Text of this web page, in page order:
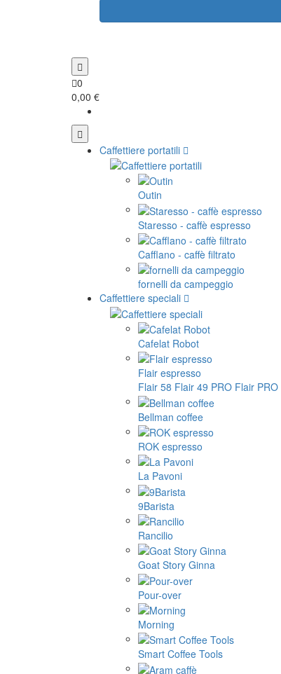
0
0,00 €
Caffettiere portatili
Outin
Staresso - caffè espresso
Cafflano - caffè filtrato
fornelli da campeggio
Caffettiere speciali
Cafelat Robot
Flair espresso
Flair 58 Flair 49 PRO Flair PRO
Bellman coffee
ROK espresso
La Pavoni
9Barista
Rancilio
Goat Story Ginna
Pour-over
Morning
Smart Coffee Tools